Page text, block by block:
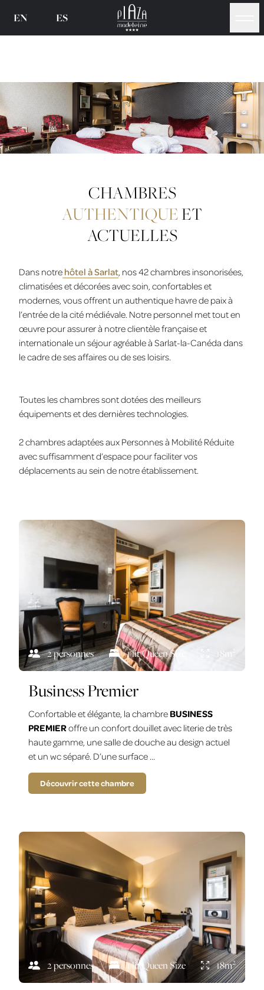
EN ES
CHAMBRES
AUTHENTIQUEET
ACTUELLES
Dans notre hôtel à Sarlat, nos 42 chambres insonorisées,
climatisées et décorées avec soin, confortables et
modernes, vous offrent un authentique havre de paix à
l’entrée de la cité médiévale. Notre personnel met tout en
œuvre pour assurer à notre clientèle française et
internationale un séjour agréable à Sarlat-la-Canéda dans
le cadre de ses affaires ou de ses loisirs.
Toutes les chambres sont dotées des meilleurs
équipements et des dernières technologies.
2 chambres adaptées aux Personnes à Mobilité Réduite
avec suffisamment d’espace pour faciliter vos
déplacements au sein de notre établissement.
2 personnes 1 lit Queen Size 18m
Business Premier
Confortable et élégante, la chambre BUSINESS
PREMIERoffre un confort douillet avec literie de très
haute gamme, une salle de douche au design actuel
et un wc séparé. D’une surface …
Découvrir cette chambre
2 personnes 1 lit Queen Size 18m2